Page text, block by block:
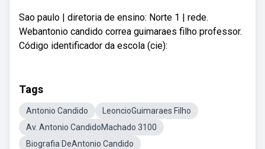
Sao paulo | diretoria de ensino: Norte 1 | rede.
Webantonio candido correa guimaraes filho professor.
Código identificador da escola (cie):
Tags
Antonio Candido
LeoncioGuimaraes Filho
Av. Antonio CandidoMachado 3100
Biografia DeAntonio Candido